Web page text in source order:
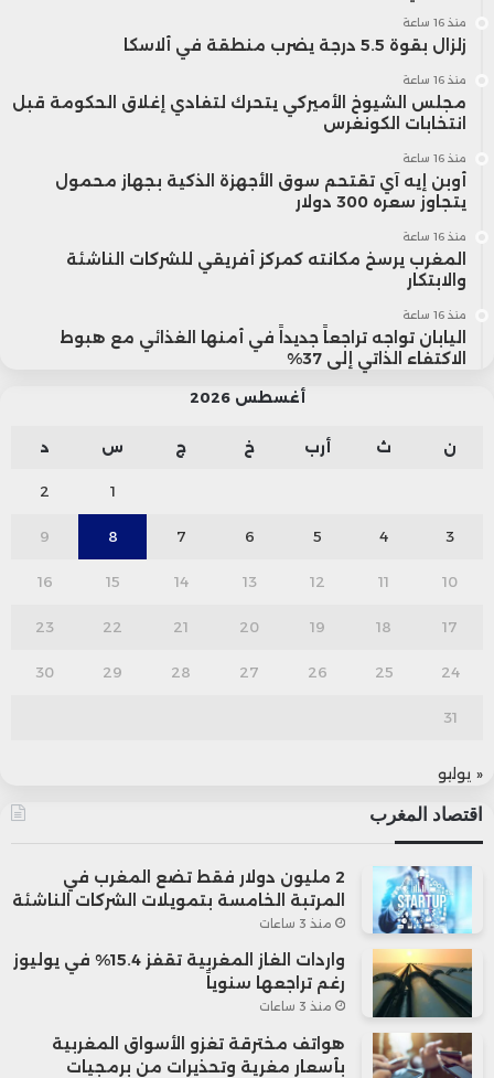
منذ 16 ساعة
زلزال بقوة 5.5 درجة يضرب منطقة في ألاسكا
منذ 16 ساعة
مجلس الشيوخ الأميركي يتحرك لتفادي إغلاق الحكومة قبل
انتخابات الكونغرس
منذ 16 ساعة
أوبن إيه آي تقتحم سوق الأجهزة الذكية بجهاز محمول
يتجاوز سعره 300 دولار
منذ 16 ساعة
المغرب يرسخ مكانته كمركز أفريقي للشركات الناشئة
والابتكار
منذ 16 ساعة
اليابان تواجه تراجعاً جديداً في أمنها الغذائي مع هبوط
الاكتفاء الذاتي إلى 37%
أغسطس 2026
ن ث أرب خ ج س د
1
2
3
4
5
6
7
8
9
10
11
12
13
14
15
16
17
18
19
20
21
22
23
24
25
26
27
28
29
30
31
« يوليو
اقتصاد المغرب
2 مليون دولار فقط تضع المغرب في
المرتبة الخامسة بتمويلات الشركات الناشئة
منذ 3 ساعات
واردات الغاز المغربية تقفز 15.4% في يوليوز
رغم تراجعها سنوياً
منذ 3 ساعات
هواتف مخترقة تغزو الأسواق المغربية
بأسعار مغرية وتحذيرات من برمجيات